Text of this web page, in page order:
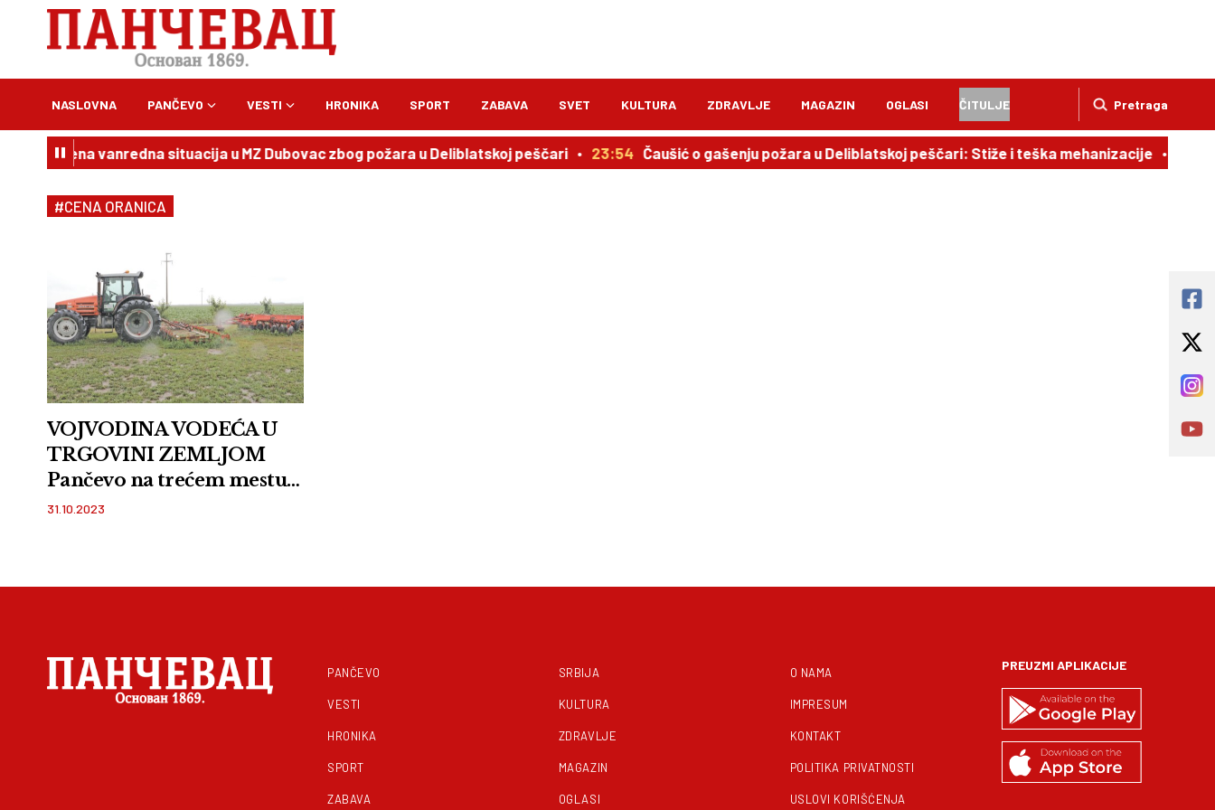
Pretraga
NASLOVNA PANČEVO VESTI HRONIKA SPORT ZABAVA SVET KULTURA ZDRAVLJE MAGAZIN OGLASI ČITULJE
Poglašena vanredna situacija u MZ Dubovac zbog požara u Deliblatskoj peščari 23:54 Čaušić o gašenju požara u Deliblatskoj peščari: Stiže i teška mehanizacije
#CENA ORANICA
VOJVODINA VODEĆA U
TRGOVINI ZEMLJOM
Pančevo na trećem mestu,
cena parcele i do 22.650
ORANICE NAJSKUPLJI
31.10.2023
PANČEVO
VESTI
HRONIKA
SPORT
ZABAVA
SRBIJA
KULTURA
ZDRAVLJE
MAGAZIN
OGLASI
O NAMA
IMPRESUM
KONTAKT
POLITIKA PRIVATNOSTI
USLOVI KORIŠĆENJA
PREUZMI APLIKACIJE